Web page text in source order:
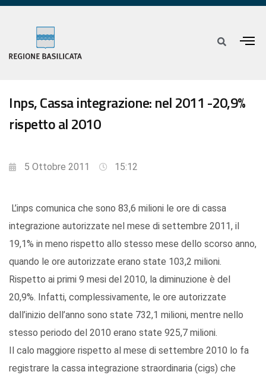
Inps, Cassa integrazione: nel 2011 -20,9%
rispetto al 2010
5 Ottobre 2011 15:12
L’inps comunica che sono 83,6 milioni le ore di cassa
integrazione autorizzate nel mese di settembre 2011, il
19,1% in meno rispetto allo stesso mese dello scorso anno,
quando le ore autorizzate erano state 103,2 milioni.
Rispetto ai primi 9 mesi del 2010, la diminuzione è del
20,9%. Infatti, complessivamente, le ore autorizzate
dall’inizio dell’anno sono state 732,1 milioni, mentre nello
stesso periodo del 2010 erano state 925,7 milioni.
Il calo maggiore rispetto al mese di settembre 2010 lo fa
registrare la cassa integrazione straordinaria (cigs) che